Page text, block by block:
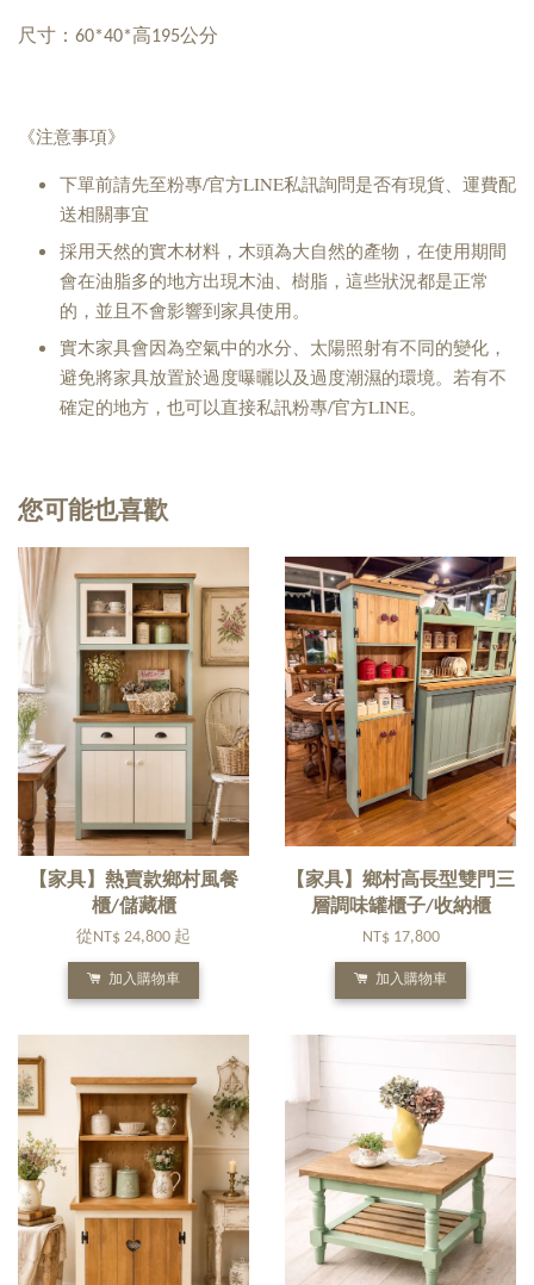
尺寸：60*40*高195公分
《注意事項》
下單前請先至粉專/官方LINE私訊詢問是否有現貨、運費配
送相關事宜
採用天然的實木材料，木頭為大自然的產物，在使用期間
會在油脂多的地方出現木油、樹脂，這些狀況都是正常
的，並且不會影響到家具使用。
實木家具會因為空氣中的水分、太陽照射有不同的變化，
避免將家具放置於過度曝曬以及過度潮濕的環境。若有不
確定的地方，也可以直接私訊粉專/官方LINE。
您可能也喜歡
【家具】熱賣款鄉村風餐
櫃/儲藏櫃
從 NT$ 24,800 起
加入購物車
【家具】鄉村高長型雙門三
層調味罐櫃子/收納櫃
NT$ 17,800
加入購物車